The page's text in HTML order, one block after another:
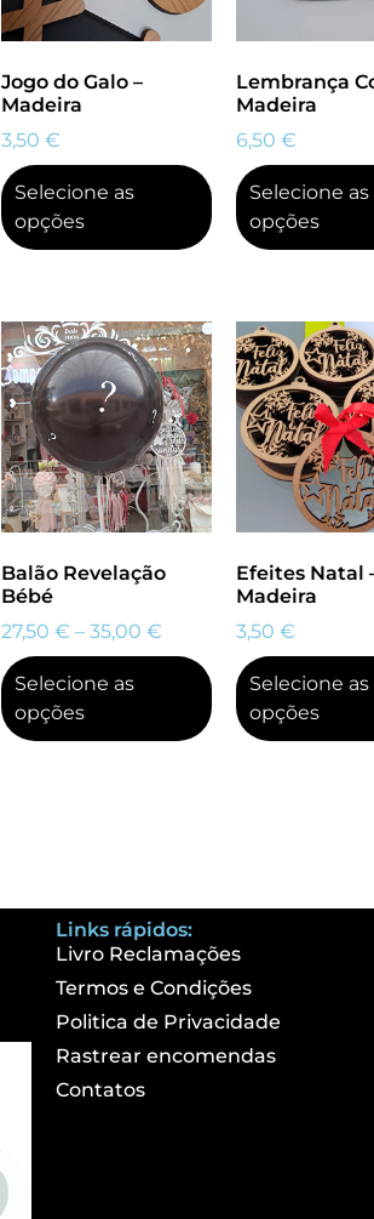
Jogo do Galo –
Madeira
3,50€
Selecione as
opções
Lembrança
Madeira
6,50 €
Selecione as
opções
Balão Revelação
Bébé
27,50€ – 35,00€
Selecione as
opções
Efeites Natal
Madeira
3,50 €
Selecione as
opções
Links rápidos:
Livro Reclamações
Termos e Condições
Politica de Privacidade
Rastrear encomendas
Contatos